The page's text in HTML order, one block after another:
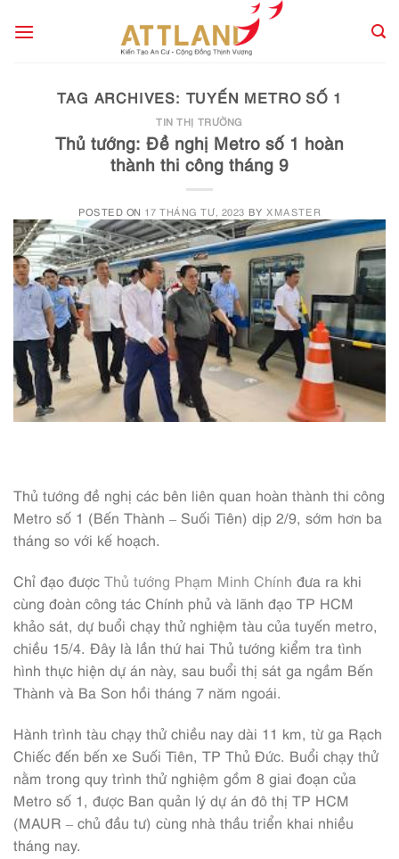
TAG ARCHIVES: TUYẾN METRO SỐ 1
TIN THỊ TRƯỜNG
Thủ tướng: Đề nghị Metro số 1 hoàn
thành thi công tháng 9
POSTED ON 17 THÁNG TƯ, 2023 BYXMASTER
Thủ tướng đề nghị các bên liên quan hoàn thành thi công
Metro số 1 (Bến Thành – Suối Tiên) dịp 2/9, sớm hơn ba
tháng so với kế hoạch.
Chỉ đạo được Thủ tướng Phạm Minh Chính đưa ra khi
cùng đoàn công tác Chính phủ và lãnh đạo TP HCM
khảo sát, dự buổi chạy thử nghiệm tàu của tuyến metro,
chiều 15/4. Đây là lần thứ hai Thủ tướng kiểm tra tình
hình thực hiện dự án này, sau buổi thị sát ga ngầm Bến
Thành và Ba Son hồi tháng 7 năm ngoái.
Hành trình tàu chạy thử chiều nay dài 11 km, từ ga Rạch
Chiếc đến bến xe Suối Tiên, TP Thủ Đức. Buổi chạy thử
nằm trong quy trình thử nghiệm gồm 8 giai đoạn của
Metro số 1, được Ban quản lý dự án đô thị TP HCM
(MAUR – chủ đầu tư) cùng nhà thầu triển khai nhiều
tháng nay.